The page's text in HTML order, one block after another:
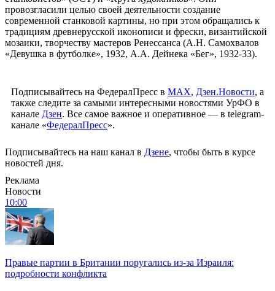
провозгласили целью своей деятельности создание
современной станковой картины, но при этом обращались к
традициям древнерусской иконописи и фрески, византийской
мозаики, творчеству мастеров Ренессанса (А.Н. Самохвалов
«Девушка в футболке», 1932, А.А. Дейнека «Бег», 1932-33).
Подписывайтесь на ФедералПресс в МАХ, Дзен.Новости, а
также следите за самыми интересными новостями УрФО в
канале Дзен. Все самое важное и оперативное — в telegram-
канале «ФедералПресс».
Подписывайтесь на наш канал в Дзене, чтобы быть в курсе
новостей дня.
Реклама
Новости
10:00
Правые партии в Британии поругались из-за Израиля:
подробности конфликта